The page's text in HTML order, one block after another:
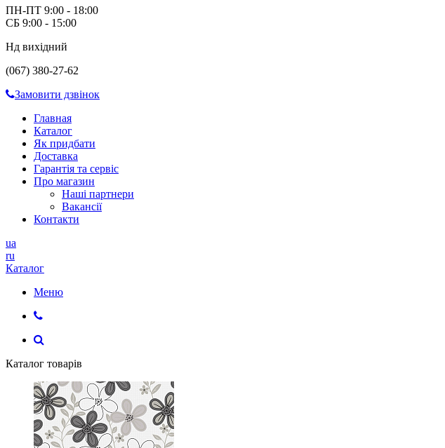
ПН-ПТ 9:00 - 18:00
СБ 9:00 - 15:00
Нд вихідний
(067) 380-27-62
Замовити дзвінок
Главная
Каталог
Як придбати
Доставка
Гарантія та сервіс
Про магазин
Наші партнери
Вакансії
Контакти
ua
ru
Каталог
Меню
Каталог товарів